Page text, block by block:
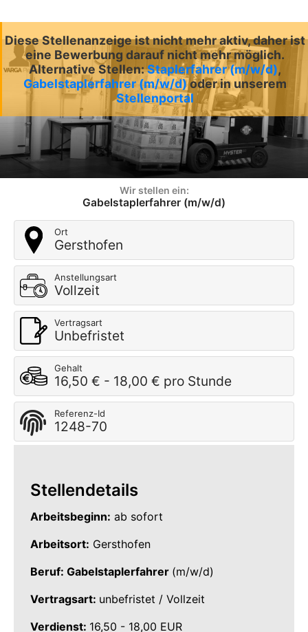
Diese Stellenanzeige ist nicht mehr aktiv, daher ist
eine Bewerbung darauf nicht mehr möglich.
Alternative Stellen:Staplerfahrer (m/w/d),
Gabelstaplerfahrer (m/w/d)oder in unserem
Stellenportal
Wir stellen ein:
Gabelstaplerfahrer (m/w/d)
Ort
Gersthofen
Anstellungsart
Vollzeit
Vertragsart
Unbefristet
Gehalt
16,50 € - 18,00 € pro Stunde
Referenz-Id
1248-70
Stellendetails
Arbeitsbeginn: ab sofort
Arbeitsort: Gersthofen
Beruf: Gabelstaplerfahrer (m/w/d)
Vertragsart: unbefristet / Vollzeit
Verdienst: 16,50 - 18,00 EUR